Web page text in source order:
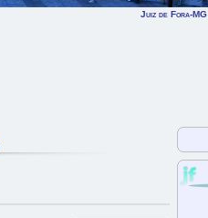
Juiz de Fora-MG